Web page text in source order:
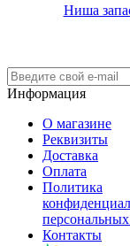
Ниша
Информация
О магазине
Реквизиты
Доставка
Оплата
Политика
Контакты